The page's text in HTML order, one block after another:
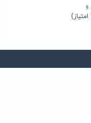
و
امتیاز)